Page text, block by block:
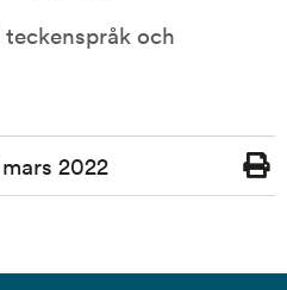
och
2022
Skriv
ut